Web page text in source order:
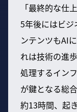
「最終的な仕
5年後にはビジ
ンテンツもAI
れは技術の進
処理するイン
が鍵となる総
約13時間、起